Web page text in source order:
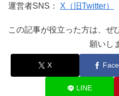
運営者SNS： X（旧Twitter）
この記事が役立った方は、ぜ
願いし
X
LINE